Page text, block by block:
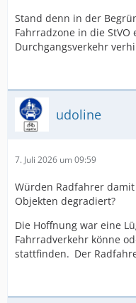
Stand denn in der
Fahrradzone in die
Durchgangsverkehr
udoline
7. Juli 2026 um 09:59
Würden Radfahrer
Objekten degradiert?
Die Hoffnung war eine
Fahrradverkehr könne
stattfinden. Der